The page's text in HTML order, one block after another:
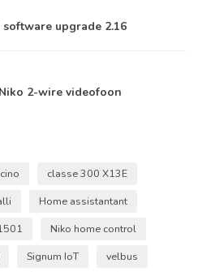
upgrade 2.16
2-wire videofoon
classe 300 X13E
Home assistantant
Niko home control
Signum IoT
velbus